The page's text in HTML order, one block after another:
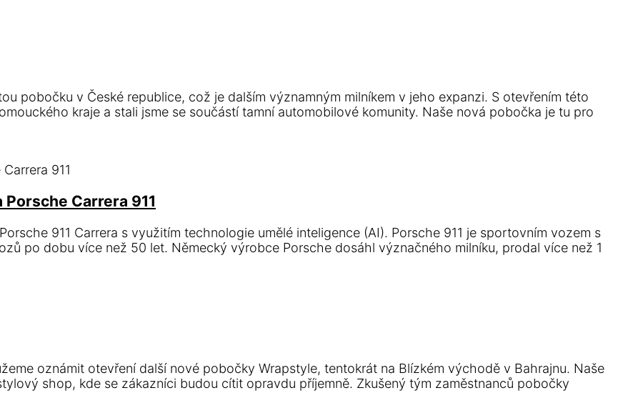
pobočku v České republice, což je dalším významným milníkem v jeho expanzi. S otevřením této
kraje a stali jsme se součástí tamní automobilové komunity. Naše nová pobočka je tu pro
Carrera 911
911 Carrera s využitím technologie umělé inteligence (AI). Porsche 911 je sportovním vozem s
po dobu více než 50 let. Německý výrobce Porsche dosáhl význačného milníku, prodal více než 1
oznámit otevření další nové pobočky Wrapstyle, tentokrát na Blízkém východě v Bahrajnu. Naše
shop, kde se zákazníci budou cítit opravdu příjemně. Zkušený tým zaměstnanců pobočky